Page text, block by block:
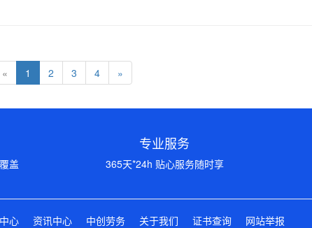
« 1 2 3 4 »
盖
专业服务
365天*24h 贴心服务随时享
心 资讯中心 中创劳务 关于我们 证书查询
网站举报